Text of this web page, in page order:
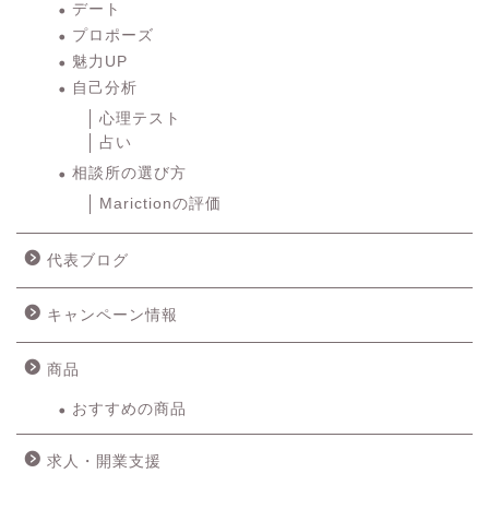
デート
プロポーズ
魅力UP
自己分析
心理テスト
占い
相談所の選び方
Marictionの評価
代表ブログ
キャンペーン情報
商品
おすすめの商品
求人・開業支援